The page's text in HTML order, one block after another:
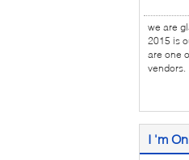
we are
2015 is
are one
vendors.
I 'm